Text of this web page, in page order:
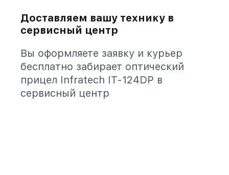
Доставляем вашу технику в
сервисный центр
Вы оформляете заявку и курьер
бесплатно забирает оптический
прицел Infratech IT-124DP в
сервисный центр